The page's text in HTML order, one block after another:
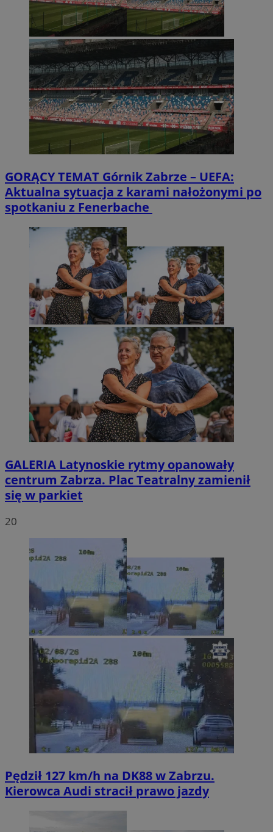
GORĄCY TEMAT Górnik Zabrze – UEFA:
Aktualna sytuacja z karami nałożonymi po
spotkaniu z Fenerbache
GALERIA Latynoskie rytmy opanowały
centrum Zabrza. Plac Teatralny zamienił
się w parkiet
20
Pędził 127 km/h na DK88 w Zabrzu.
Kierowca Audi stracił prawo jazdy